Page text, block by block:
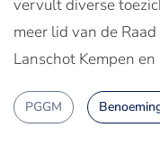
vervult diverse
meer lid van de
Lanschot Kempen en
PGGM